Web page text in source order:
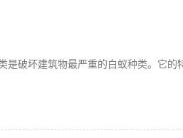
破坏建筑物最严重的白蚁种类。它的